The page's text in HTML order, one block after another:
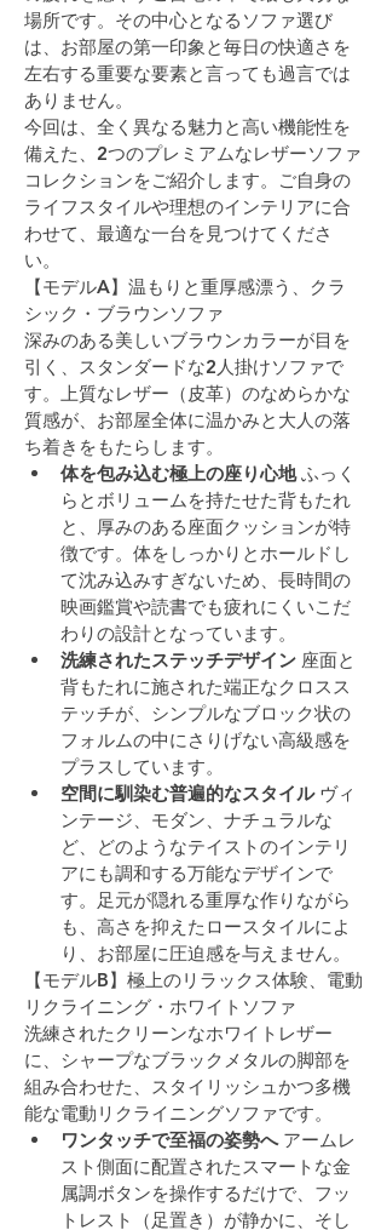
場所です。その中心となるソファ選び
は、お部屋の第一印象と毎日の快適さを
左右する重要な要素と言っても過言では
ありません。
今回は、全く異なる魅力と高い機能性を
備えた、2つのプレミアムなレザーソファ
コレクションをご紹介します。ご自身の
ライフスタイルや理想のインテリアに合
わせて、最適な一台を見つけてくださ
い。
【モデルA】温もりと重厚感漂う、クラ
シック・ブラウンソファ
深みのある美しいブラウンカラーが目を
引く、スタンダードな2人掛けソファで
す。上質なレザー（皮革）のなめらかな
質感が、お部屋全体に温かみと大人の落
ち着きをもたらします。
体を包み込む極上の座り心地 ふっく
らとボリュームを持たせた背もたれ
と、厚みのある座面クッションが特
徴です。体をしっかりとホールドし
て沈み込みすぎないため、長時間の
映画鑑賞や読書でも疲れにくいこだ
わりの設計となっています。
洗練されたステッチデザイン 座面と
背もたれに施された端正なクロスス
テッチが、シンプルなブロック状の
フォルムの中にさりげない高級感を
プラスしています。
空間に馴染む普遍的なスタイル ヴィ
ンテージ、モダン、ナチュラルな
ど、どのようなテイストのインテリ
アにも調和する万能なデザインで
す。足元が隠れる重厚な作りながら
も、高さを抑えたロースタイルによ
り、お部屋に圧迫感を与えません。
【モデルB】極上のリラックス体験、電動
リクライニング・ホワイトソファ
洗練されたクリーンなホワイトレザー
に、シャープなブラックメタルの脚部を
組み合わせた、スタイリッシュかつ多機
能な電動リクライニングソファです。
ワンタッチで至福の姿勢へ アームレ
スト側面に配置されたスマートな金
属調ボタンを操作するだけで、フッ
トレスト（足置き）が静かに、そし